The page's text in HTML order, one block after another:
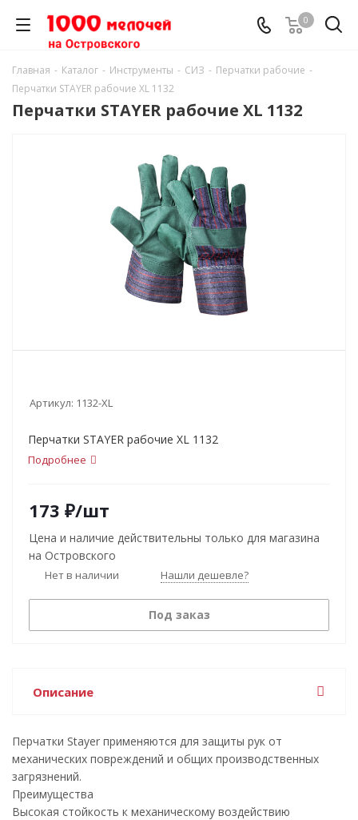
0
Главная - Каталог - Инструменты - СИЗ - Перчатки рабочие -
Перчатки STAYER рабочие XL 1132
Перчатки STAYER рабочие XL 1132
Артикул: 1132-XL
Перчатки STAYER рабочие XL 1132
Подробнее
173 ₽/шт
Цена и наличие действительны только для магазина
на Островского
Нет в наличии Нашли дешевле?
Под заказ
Описание
Перчатки Stayer применяются для защиты рук от
механических повреждений и общих производственных
загрязнений.
Преимущества
Высокая стойкость к механическому воздействию